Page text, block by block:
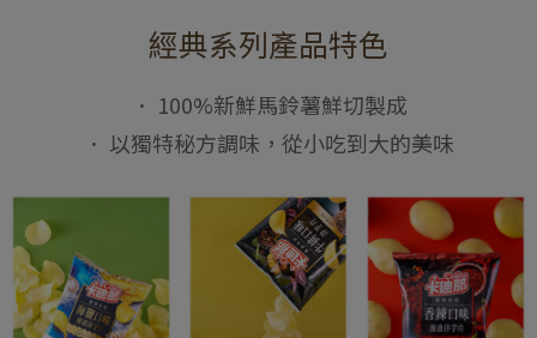
經典系列產品特色
． 100%新鮮馬鈴薯鮮切製成
． 以獨特秘方調味，從小吃到大的美味